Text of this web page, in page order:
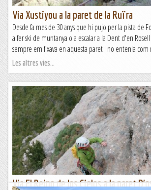
Via Xustiyou a la paret de la Ruïra
Desde fa mes de 30 anys que hi pujo per la pista de
a fer ski de muntanya o a escalar a la Dent d'en Rosell
sempre em fixava en aquesta paret i no entenia com
Les altres vies...
Via El Reino de los Cielos a la paret